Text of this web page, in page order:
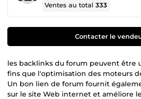
Ventes au total333
Contacter le
les backlinks du forum peuvent être
fins que l'optimisation des moteurs
Un bon lien de forum fournit
sur le site Web internet et améliore